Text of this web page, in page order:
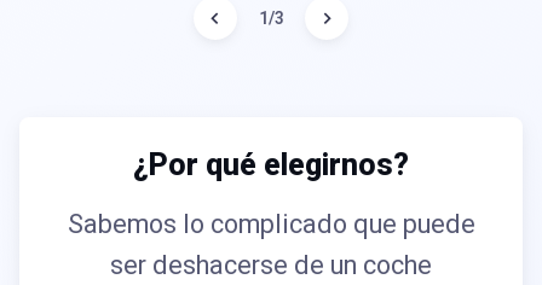
1/3
¿Por qué elegirnos?
Sabemos lo complicado que puede
ser deshacerse de un coche